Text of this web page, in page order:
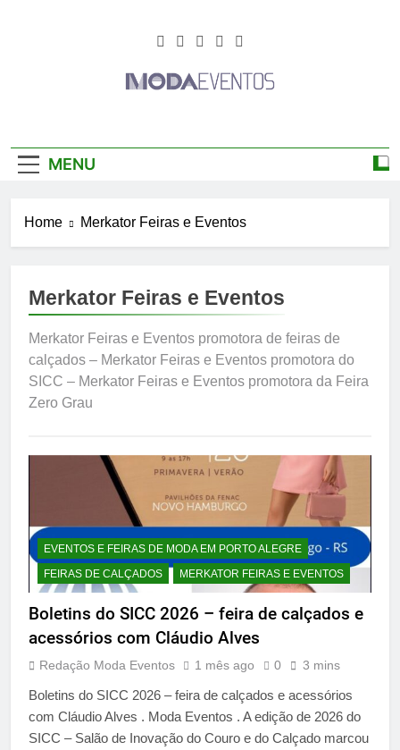
2026 – Desfiles De
Feiras De Moda
2026
Moda 2026 – Feiras De Moda No Brasil 2026 –
MENU
Home Merkator Feiras e Eventos
Merkator Feiras e Eventos
Merkator Feiras e Eventos promotora de feiras de
calçados – Merkator Feiras e Eventos promotora do
SICC – Merkator Feiras e Eventos promotora da Feira
Zero Grau
EVENTOS E FEIRAS DE MODA EM PORTO ALEGRE
FEIRAS DE CALÇADOS
MERKATOR FEIRAS E EVENTOS
Boletins do SICC 2026 – feira de calçados e
acessórios com Cláudio Alves
Redação Moda Eventos 1 mês ago 0 3 mins
Boletins do SICC 2026 – feira de calçados e acessórios
com Cláudio Alves . Moda Eventos . A edição de 2026 do
SICC – Salão de Inovação do Couro e do Calçado marcou